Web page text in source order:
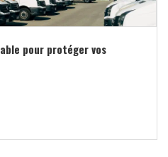
pour protéger vos